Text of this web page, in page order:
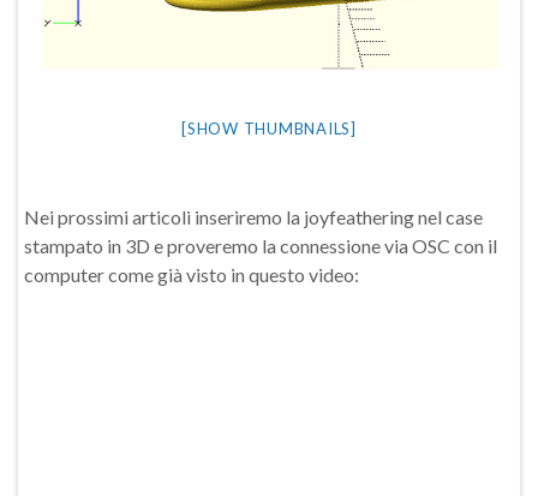
[SHOW THUMBNAILS]
Nei prossimi articoli inseriremo la joyfeathering nel case
stampato in 3D e proveremo la connessione via OSC con il
computer come già visto in questo video: